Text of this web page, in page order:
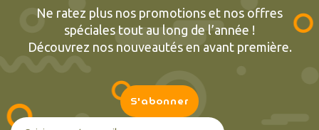
Ne ratez plus nos promotions et nos offres
spéciales tout au long de l’année !
Découvrez nos nouveautés en avant première.